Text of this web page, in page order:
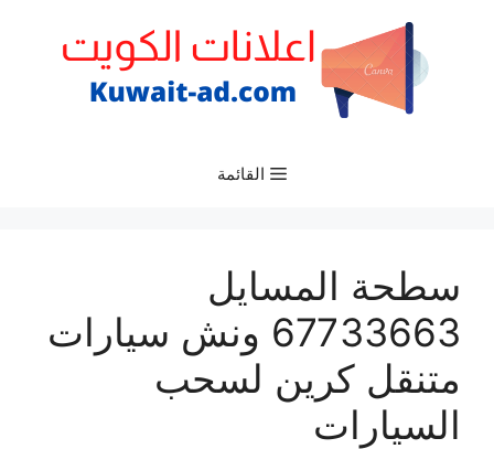
القائمة
سطحة المسايل
67733663 ونش سيارات
متنقل كرين لسحب
السيارات